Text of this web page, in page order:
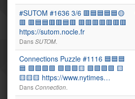
#SUTOM #1636 3/6 🟥🟦🟦🟦🟦🟡
🟥 🟥🟦🟦🟥🟥🟦🟥 🟥🟥🟥🟥🟥🟥🟥
https://sutom.nocle.fr
DansSUTOM.
Connections Puzzle #1116 🟦🟦🟦
🟦 🟩🟩🟩🟩 🟪🟪🟪🟨 🟪🟪🟪🟪 🟨
🟨🟨🟨 https://www.nytimes…
DansConnection.